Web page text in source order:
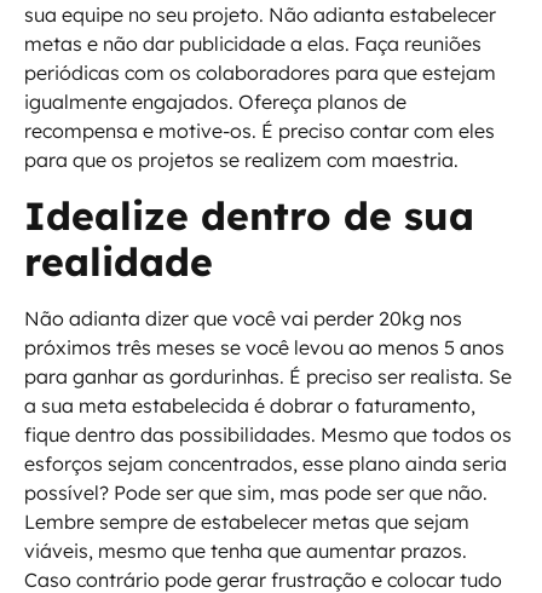
sua equipe no seu projeto. Não adianta estabelecer
metas e não dar publicidade a elas. Faça reuniões
periódicas com os colaboradores para que estejam
igualmente engajados. Ofereça planos de
recompensa e motive-os. É preciso contar com eles
para que os projetos se realizem com maestria.
Idealize dentro de sua
realidade
Não adianta dizer que você vai perder 20kg nos
próximos três meses se você levou ao menos 5 anos
para ganhar as gordurinhas. É preciso ser realista. Se
a sua meta estabelecida é dobrar o faturamento,
fique dentro das possibilidades. Mesmo que todos os
esforços sejam concentrados, esse plano ainda seria
possível? Pode ser que sim, mas pode ser que não.
Lembre sempre de estabelecer metas que sejam
viáveis, mesmo que tenha que aumentar prazos.
Caso contrário pode gerar frustração e colocar tudo